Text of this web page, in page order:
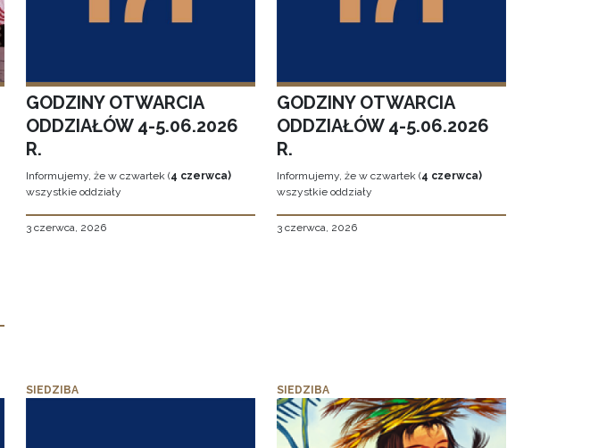
GODZINY OTWARCIA
ODDZIAŁÓW 4-5.06.2026
R.
Informujemy, że w czwartek (4 czerwca)
wszystkie oddziały
3 czerwca, 2026
GODZINY OTWARCIA
ODDZIAŁÓW 4-5.06.2026
R.
Informujemy, że w czwartek (4 czerwca)
wszystkie oddziały
3 czerwca, 2026
SIEDZIBA SIEDZIBA